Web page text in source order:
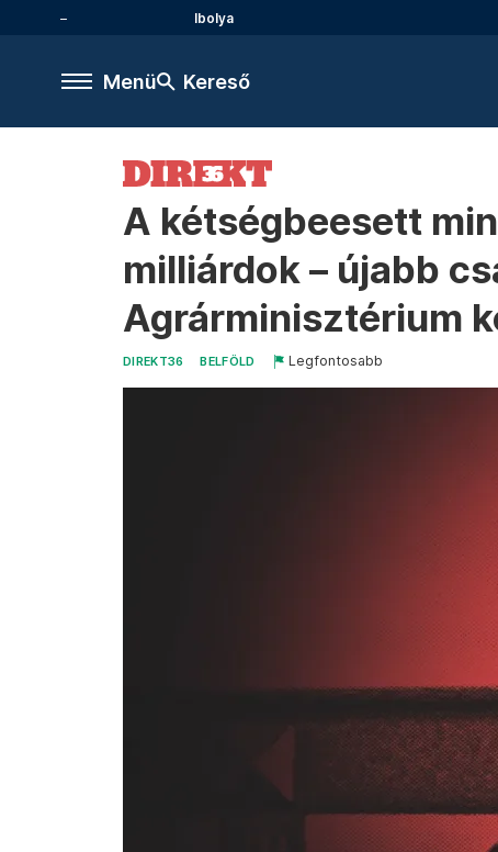
Ibolya
Menü Kereső
A kétségbeesett
milliárdok – újabb
Agrárminisztérium
DIREKT36 BELFÖLD Legfontosabb